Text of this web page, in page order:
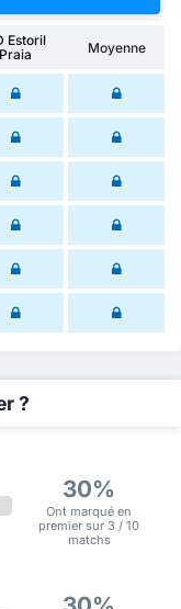
Estoril
Praia
Moyenne
?
30%
Ont marqué en
premier sur 3 / 10
matchs